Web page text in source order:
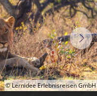
© Lernidee Erlebnisreisen GmbH